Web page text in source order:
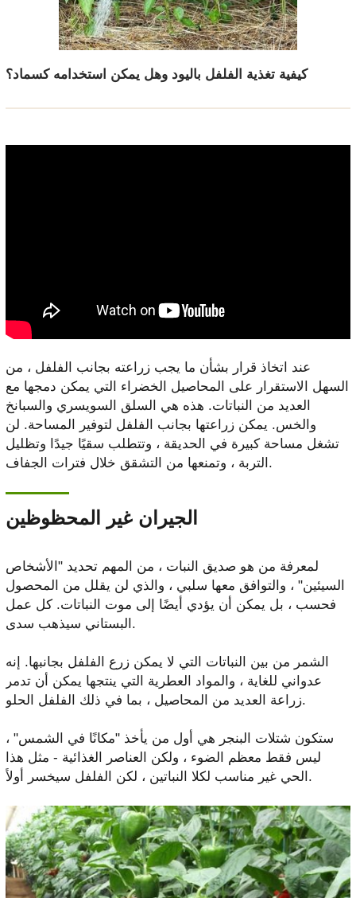
كيفية تغذية الفلفل باليود وهل يمكن استخدامه كسماد؟
عند اتخاذ قرار بشأن ما يجب زراعته بجانب الفلفل ، من
السهل الاستقرار على المحاصيل الخضراء التي يمكن دمجها مع
العديد من النباتات. هذه هي السلق السويسري والسبانخ
والخس. يمكن زراعتها بجانب الفلفل لتوفير المساحة. لن
تشغل مساحة كبيرة في الحديقة ، وتتطلب سقيًا جيدًا وتظليل
التربة ، وتمنعها من التشقق خلال فترات الجفاف.
الجيران غير المحظوظين
لمعرفة من هو صديق النبات ، من المهم تحديد "الأشخاص
السيئين" ، والتوافق معها سلبي ، والذي لن يقلل من المحصول
فحسب ، بل يمكن أن يؤدي أيضًا إلى موت النباتات. كل عمل
البستاني سيذهب سدى.
الشمر من بين النباتات التي لا يمكن زرع الفلفل بجانبها. إنه
عدواني للغاية ، والمواد العطرية التي ينتجها يمكن أن تدمر
زراعة العديد من المحاصيل ، بما في ذلك الفلفل الحلو.
ستكون شتلات البنجر هي أول من يأخذ "مكانًا في الشمس" ،
ليس فقط معظم الضوء ، ولكن العناصر الغذائية - مثل هذا
الحي غير مناسب لكلا النباتين ، لكن الفلفل سيخسر أولاً.